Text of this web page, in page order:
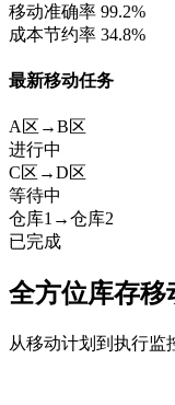
移动准确率 99.2%
成本节约率 34.8%
最新移动任务
A区→B区
进行中
C区→D区
等待中
仓库1→仓库2
已完成
全方位库存移
从移动计划到执行监